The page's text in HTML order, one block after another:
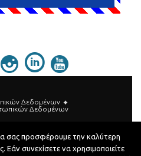
Δεδομένων
Δεδομένων
σας προσφέρουμε την καλύτερη
Εάν συνεχίσετε να χρησιμοποιείτε